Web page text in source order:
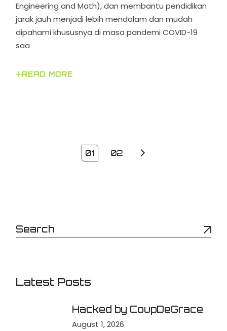
Engineering and Math), dan membantu pendidikan
jarak jauh menjadi lebih mendalam dan mudah
dipahami khususnya di masa pandemi COVID-19
saa
READ MORE
01 02
Latest Posts
Hacked by CoupDeGrace
August 1, 2026